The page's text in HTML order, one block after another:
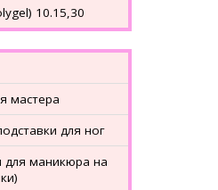
10.15,30
мастера
для ног
для маникюра на